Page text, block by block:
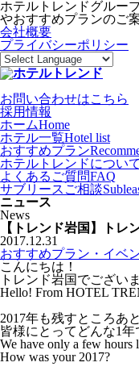
ホテルトレンドグルー
やおすすめプランのご
会社概要
プライバシーポリシー
お問い合わせはこちら
採用情報
ホームHome
ホテル一覧Hotel list
おすすめプラン
ホテルトレンドについて
よくあるご質問FAQ
サブリースご相談
ニュース
News
【トレンド岩国】トレ
2017.12.31
おすすめプラン・イベ
こんにちは！
トレンド岩国でござい
Hello! From HOTEL
2017年も残すところあ
皆様にとってどんな1年
We have only a few
How was your 2017?